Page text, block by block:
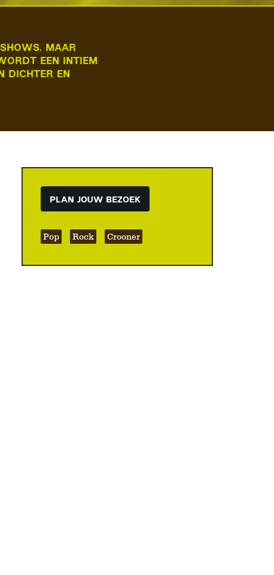
MAAR
EEN INTIEM
DICHTER EN
PLAN JOUW BEZOEK
Pop Rock Crooner